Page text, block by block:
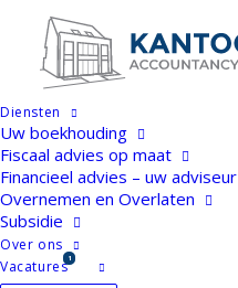
Diensten
Uw boekhouding
Fiscaal advies op maat
Financieel advies – uw adviseur
Overnemen en Overlaten
Subsidie
Over ons
Vacatures